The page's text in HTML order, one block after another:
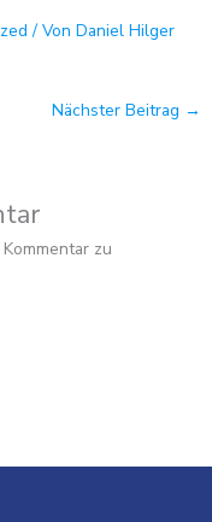
/ VonDaniel Hilger
Nächster Beitrag →
zu